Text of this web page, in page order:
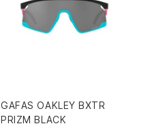
GAFAS OAKLEY BXTR
PRIZM BLACK